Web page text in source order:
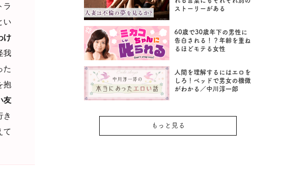
ラ
い
け
我
た
抱
友
き
て
ストーリーがある
60歳で30歳年下の男性に
告白される！？年齢を重ね
るほどモテる女性
人間を理解するにはエロを
しろ！ベッドで男女の機微
がわかる／中川淳一郎
もっと見る